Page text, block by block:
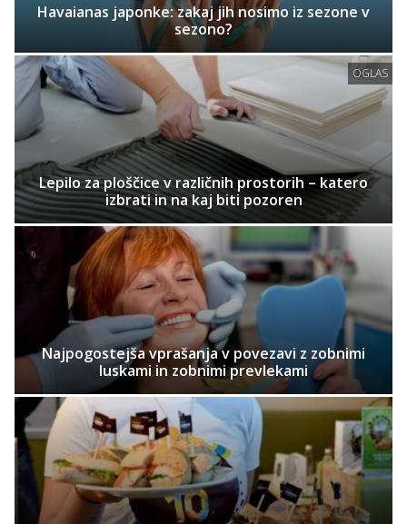
Havaianas japonke: zakaj jih nosimo iz sezone v
sezono?
OGLAS
Lepilo za ploščice v različnih prostorih – katero
izbrati in na kaj biti pozoren
Najpogostejša vprašanja v povezavi z zobnimi
luskami in zobnimi prevlekami